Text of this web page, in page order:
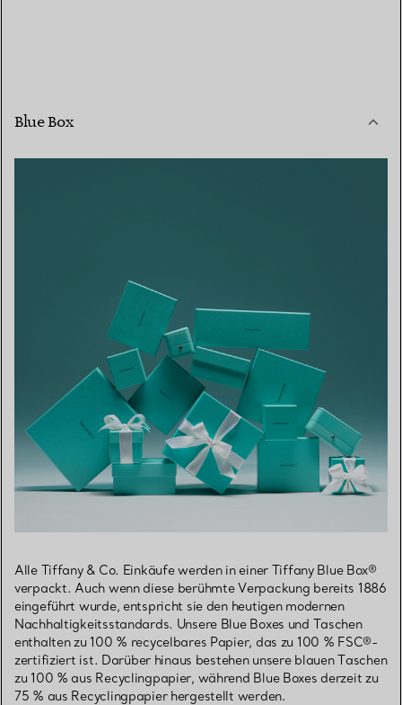
Blue Box
Alle Tiffany & Co. Einkäufe werden in einer Tiffany Blue Box®
verpackt. Auch wenn diese berühmte Verpackung bereits 1886
eingeführt wurde, entspricht sie den heutigen modernen
Nachhaltigkeitsstandards. Unsere Blue Boxes und Taschen
enthalten zu 100 % recycelbares Papier, das zu 100 % FSC®-
zertifiziert ist. Darüber hinaus bestehen unsere blauen Taschen
zu 100 % aus Recyclingpapier, während Blue Boxes derzeit zu
75 % aus Recyclingpapier hergestellt werden.